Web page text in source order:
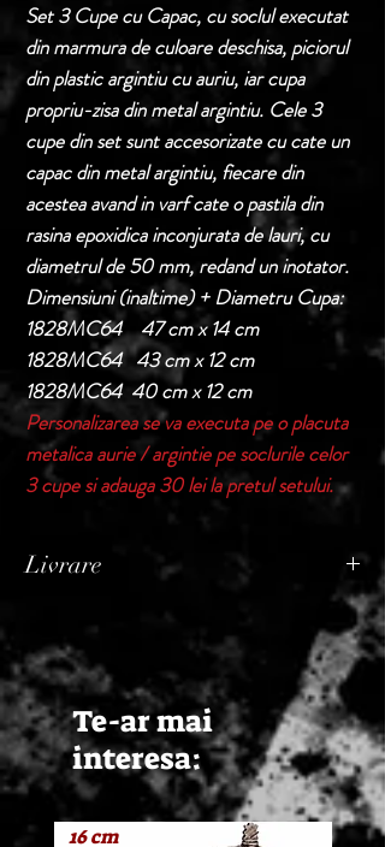
Set 3 Cupe cu Capac, cu soclul executat
din marmura de culoare deschisa, piciorul
din plastic argintiu cu auriu, iar cupa
propriu-zisa din metal argintiu. Cele 3
cupe din set sunt accesorizate cu cate un
capac din metal argintiu, fiecare din
acestea avand in varf cate o pastila din
rasina epoxidica inconjurata de lauri, cu
diametrul de 50 mm, redand un inotator.
Dimensiuni (inaltime) + Diametru Cupa:
1828MC64 47 cm x 14 cm
1828MC64 43 cm x 12 cm
1828MC64 40 cm x 12 cm
Personalizarea se va executa pe o placuta
metalica aurie / argintie pe soclurile celor
3 cupe si adauga 30 lei la pretul setului.
Livrare
Termen de livrare: 1 - 2 zile lucratoare, din
momentul confirmarii comenzii de catre
Seller.
Te-ar mai
interesa:
16 cm